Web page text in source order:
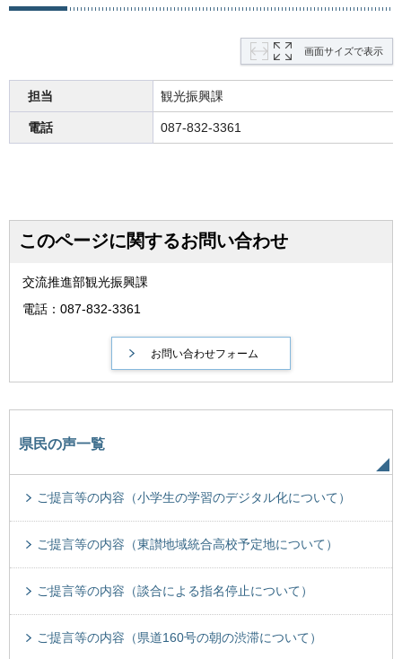
画面サイズで表示
担当 観光振興課
電話 087-832-3361
このページに関するお問い合わせ
交流推進部観光振興課
電話：087-832-3361
県民の声一覧
ご提言等の内容（小学生の学習のデジタル化について）
ご提言等の内容（東讃地域統合高校予定地について）
ご提言等の内容（談合による指名停止について）
ご提言等の内容（県道160号の朝の渋滞について）